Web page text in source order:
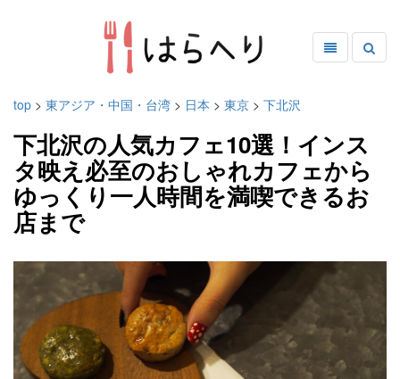
top > 東アジア・中国・台湾 > 日本 > 東京 > 下北沢
下北沢の人気カフェ10選！インス
タ映え必至のおしゃれカフェから
ゆっくり一人時間を満喫できるお
店まで